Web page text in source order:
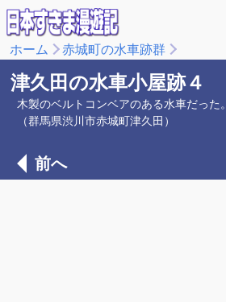
ホーム 赤城町の水車跡群
津久田の水車小屋跡４
木製のベルトコンベアのある水車だった。
（群馬県渋川市赤城町津久田）
前へ